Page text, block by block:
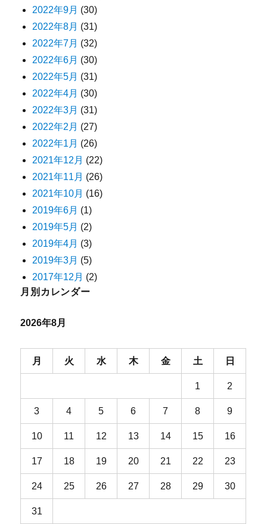
2022年9月 (30)
2022年8月 (31)
2022年7月 (32)
2022年6月 (30)
2022年5月 (31)
2022年4月 (30)
2022年3月 (31)
2022年2月 (27)
2022年1月 (26)
2021年12月 (22)
2021年11月 (26)
2021年10月 (16)
2019年6月 (1)
2019年5月 (2)
2019年4月 (3)
2019年3月 (5)
2017年12月 (2)
月別カレンダー
2026年8月
月 火 水 木 金 土 日
1 2
3 4 5 6 7 8 9
10 11 12 13 14 15 16
17 18 19 20 21 22 23
24 25 26 27 28 29 30
31